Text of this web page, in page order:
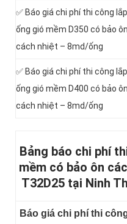
✅ Báo giá chi phí thi công
ống gió mềm D350 có bảo ôn
cách nhiệt – 8md/ống
✅ Báo giá chi phí thi công
ống gió mềm D400 có bảo ôn
cách nhiệt – 8md/ống
Bảng báo chi phí
mềm có bảo ôn
T32D25 tại Ninh
Báo giá chi phí thi